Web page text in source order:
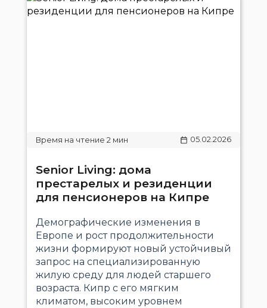
05.02.2026
Senior Living: дома
престарелых и резиденции
для пенсионеров на Кипре
Демографические изменения в
Европе и рост продолжительности
жизни формируют новый устойчивый
запрос на специализированную
жилую среду для людей старшего
возраста. Кипр с его мягким
климатом, высоким уровнем